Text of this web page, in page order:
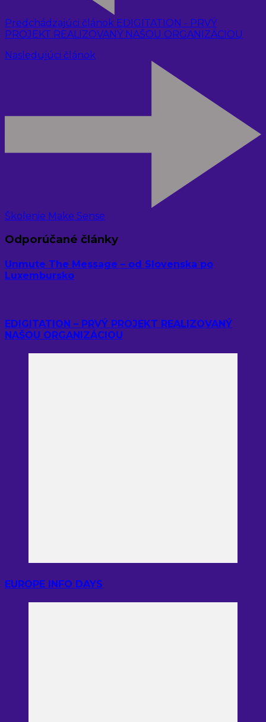
Predchádzajúci článok EDIGITATION - PRVÝ
PROJEKT REALIZOVANÝ NAŠOU ORGANIZÁCIOU
Nasledujúci článok
Školenie Make Sense
Odporúčané články
Unmute The Message – od Slovenska po
Luxembursko
EDIGITATION – PRVÝ PROJEKT REALIZOVANÝ
NAŠOU ORGANIZÁCIOU
EUROPE INFO DAYS